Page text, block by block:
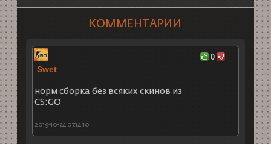
КОММЕНТАРИИ
Swet
норм сборка без всяких скинов из
CS:GO
2019-10-24 07:14:10
0